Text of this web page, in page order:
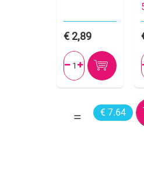
2,89
 
€ 7.64